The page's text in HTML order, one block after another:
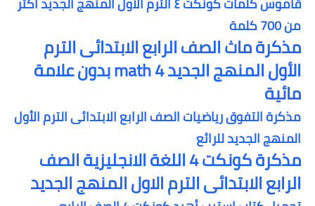
من 700 كلمة
مذكرة ماث الصف الرابع الابتدائى الترم
الأول المنهج الجديد 4 math بدون علامة
مائية
مذكرة التفوق رياضيات الصف الرابع الابتدائى الترم الأول
المنهج الجديد للرائع
مذكرة كونكت 4 اللغة الانجليزية الصف
الرابع الابتدائى الترم الاول المنهج الجديد